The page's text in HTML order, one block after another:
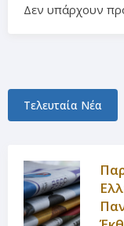
Δεν υπάρχουν
Τελευταία Νέα